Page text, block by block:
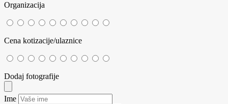
Organizacija
Cena kotizacije/ulaznice
Dodaj fotografije
Ime